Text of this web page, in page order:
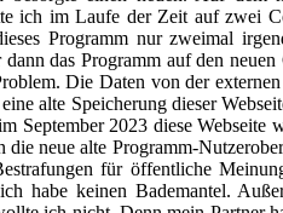
ich im Laufe der Zeit auf zwei
Programm nur zweimal
das Programm auf den
Die Daten von der
alte Speicherung dieser
September 2023 diese Webseite
die neue alte Programm-
für öffentliche
habe keinen Bademantel.